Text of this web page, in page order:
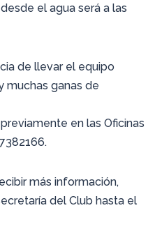
el agua será a las
de llevar el equipo
muchas ganas de
en las Oficinas
más información,
del Club hasta el